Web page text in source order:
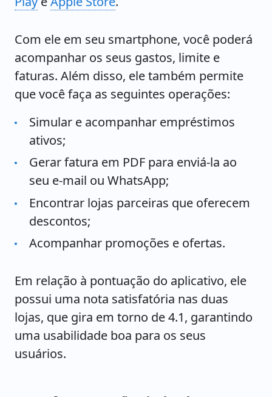
Com ele em seu smartphone, você poderá
acompanhar os seus gastos, limite e
faturas. Além disso, ele também permite
que você faça as seguintes operações:
Simular e acompanhar empréstimos
ativos;
Gerar fatura em PDF para enviá-la ao
seu e-mail ou WhatsApp;
Encontrar lojas parceiras que oferecem
descontos;
Acompanhar promoções e ofertas.
Em relação à pontuação do aplicativo, ele
possui uma nota satisfatória nas duas
lojas, que gira em torno de 4.1, garantindo
uma usabilidade boa para os seus
usuários.